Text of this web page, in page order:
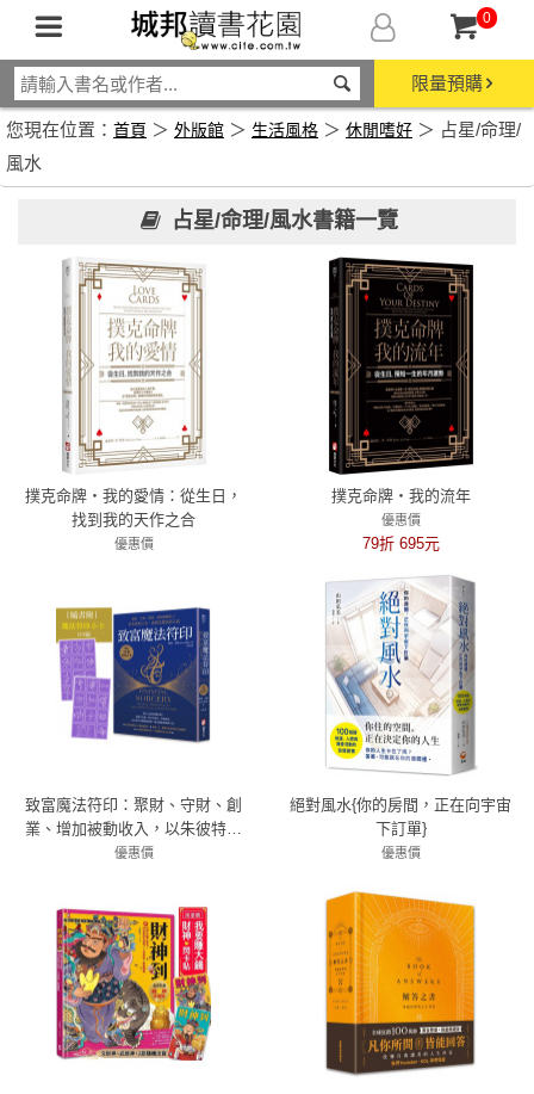
0
限量預購
您現在位置： 首頁 ＞ 外版館 ＞ 生活風格 ＞ 休閒嗜好 ＞ 占星/命理/
風水
占星/命理/風水書籍一覽
撲克命牌・我的愛情：從生日，
找到我的天作之合
優惠價
撲克命牌・我的流年
優惠價
79折 695元
致富魔法符印：聚財、守財、創
業、增加被動收入，以朱彼特之
名，祈請金錢滾滾之流（隨附：
優惠價
絕對風水{你的房間，正在向宇宙
下訂單}
優惠價